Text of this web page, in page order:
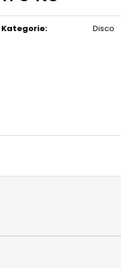
cena:
Kategorie: Disco